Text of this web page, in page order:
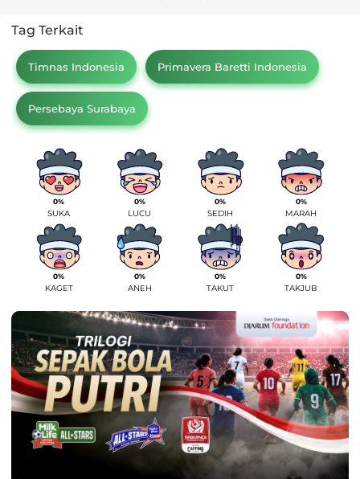
Tag Terkait
Timnas Indonesia Primavera Baretti Indonesia
Persebaya Surabaya
0%
SUKA
0%
LUCU
0%
SEDIH
0%
MARAH
0%
KAGET
0%
ANEH
0%
TAKUT
0%
TAKJUB